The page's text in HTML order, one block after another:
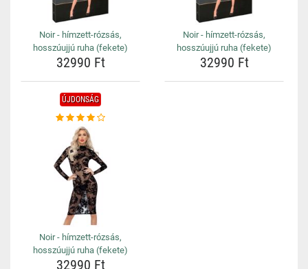
Noir - hímzett-rózsás,
hosszúujjú ruha (fekete)
32990 Ft
Noir - hímzett-rózsás,
hosszúujjú ruha (fekete)
32990 Ft
ÚJDONSÁG
Noir - hímzett-rózsás,
hosszúujjú ruha (fekete)
32990 Ft